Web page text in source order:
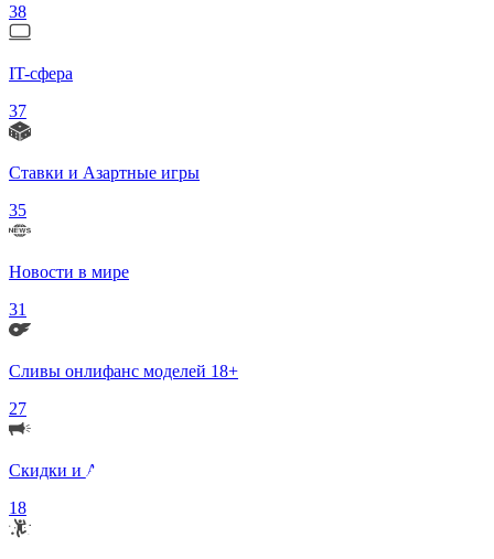
38
IT-сфера
37
Ставки и Азартные игры
35
Новости в мире
31
Сливы онлифанс моделей 18+
27
Скидки и Акции
18